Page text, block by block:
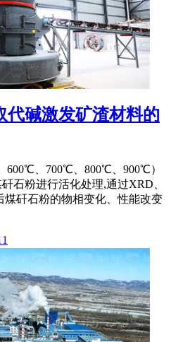
代碱激发矿渣材料的
600℃、700℃、800℃、900℃）
石粉进行活化处理,通过XRD、
煤矸石粉的物相变化、性能改变